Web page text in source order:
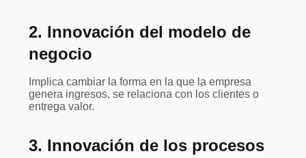
2. Innovación del modelo de
negocio
Implica cambiar la forma en la que la empresa
genera ingresos, se relaciona con los clientes o
entrega valor.
3. Innovación de los procesos